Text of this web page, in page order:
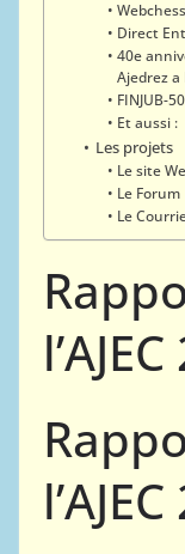
Direct
40e
Ajedrez a
FINJUB-50
Et aussi :
Les projets
Le site
Le Forum
Le